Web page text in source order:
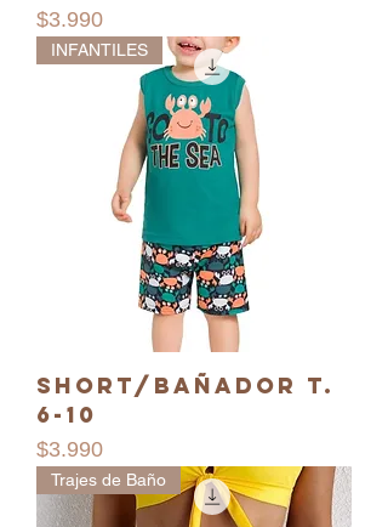
Precio
$3.990
INFANTILES
Short/Bañador T.
6-10
Precio
$3.990
Trajes de Baño